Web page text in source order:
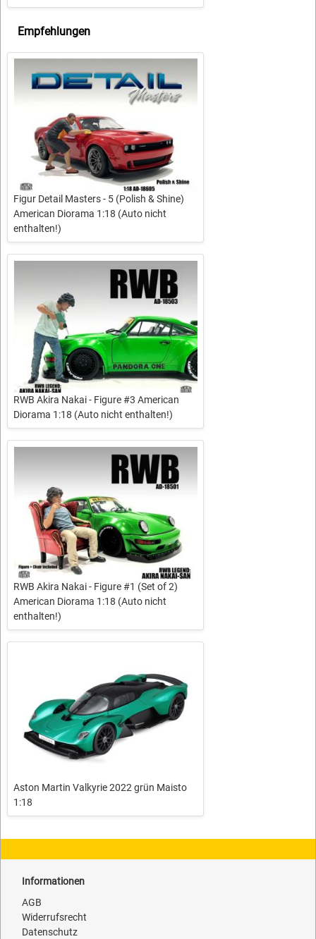
Empfehlungen
Figur Detail Masters - 5 (Polish & Shine)
American Diorama 1:18 (Auto nicht
enthalten!)
RWB Akira Nakai - Figure #3 American
Diorama 1:18 (Auto nicht enthalten!)
RWB Akira Nakai - Figure #1 (Set of 2)
American Diorama 1:18 (Auto nicht
enthalten!)
Aston Martin Valkyrie 2022 grün Maisto
1:18
Informationen
AGB
Widerrufsrecht
Datenschutz